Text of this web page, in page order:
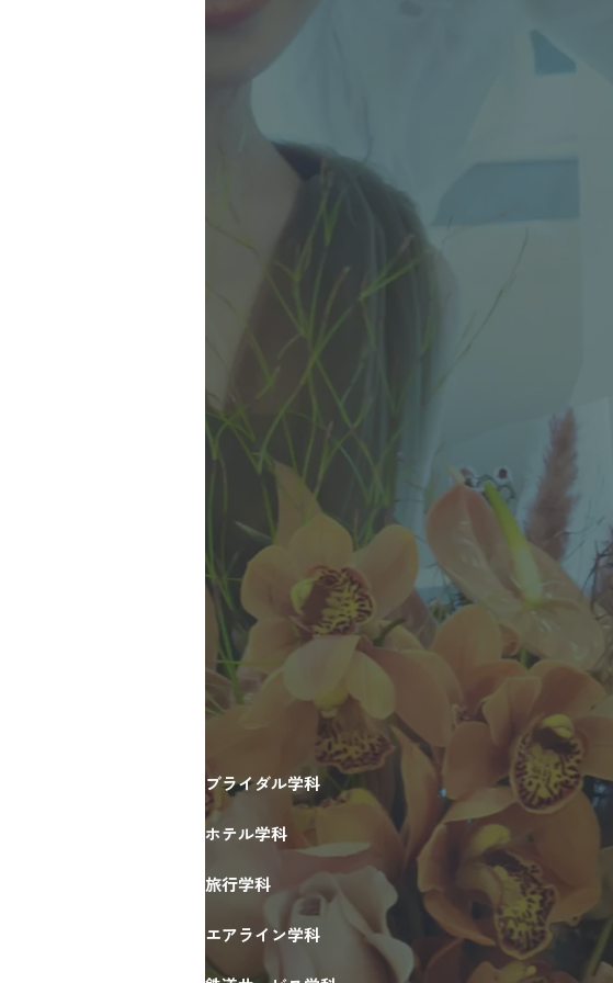
ブライダル学科
ホテル学科
旅行学科
エアライン学科